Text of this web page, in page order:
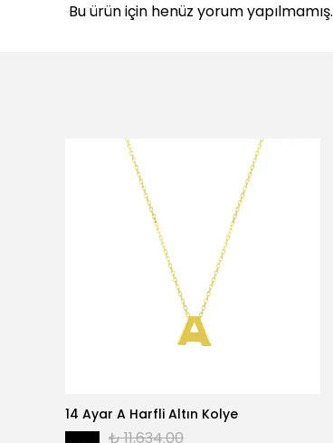
Bu ürün için henüz yorum yapılmamış.
14 Ayar A Harfli Altın Kolye
₺ 11,634.00